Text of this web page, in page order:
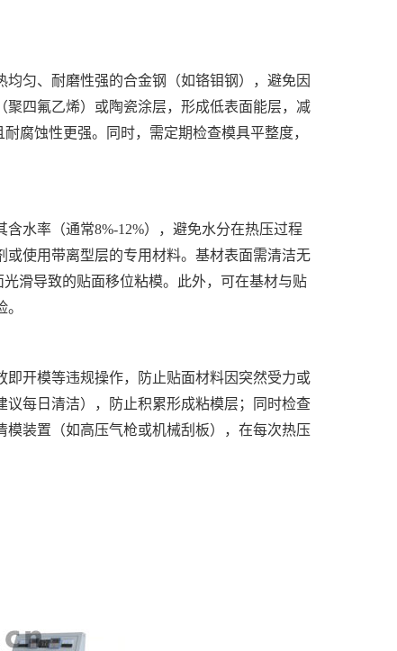
匀、耐磨性强的合金钢（如铬钼钢），避免因
四氟乙烯）或陶瓷涂层，形成低表面能层，减
腐蚀性更强。同时，需定期检查模具平整度，
水率（通常8%-12%），避免水分在热压过程
使用带离型层的专用材料。基材表面需清洁无
滑导致的贴面移位粘模。此外，可在基材与贴
开模等违规操作，防止贴面材料因突然受力或
每日清洁），防止积累形成粘模层；同时检查
装置（如高压气枪或机械刮板），在每次热压